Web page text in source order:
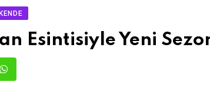
Esintisiyle Yeni
Whatsapp